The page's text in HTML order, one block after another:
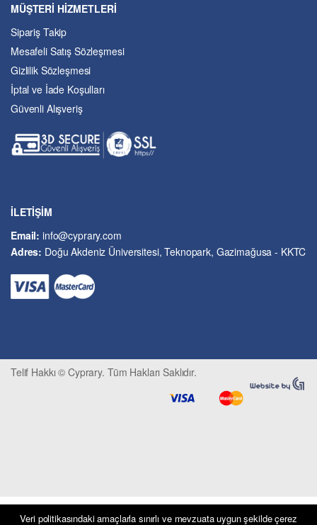
Dil ve Edebiyat
Eğitim
Ekonomi ve Finans
Enerji
Felsefe
Fen Bilimleri
Güzel Sanatlar
İşletme ve Yönetim
Kriminoloji ve Güvenlik
Kütüphane-Arşiv-Müze
Matematik ve İstatistik
Psikoloji-Psikiyatri
Sivil Savunma ve Afet Yönetimi
Tıp ve Sağlık
MÜŞTERİ HİZMETLERİ
Sipariş Takip
Mesafeli Satış Sözleşmesi
Gizlilik Sözleşmesi
İptal ve İade Koşulları
Güvenli Alışveriş
İLETİŞİM
Email:info@cyprary.com
Adres: Doğu Akdeniz Üniversitesi, Teknopark, Gazimağusa - KKTC
Telif Hakkı © Cyprary. Tüm Hakları Saklıdır.
Veri politikasındaki amaçlarla sınırlı ve mevzuata uygun şekilde çerez